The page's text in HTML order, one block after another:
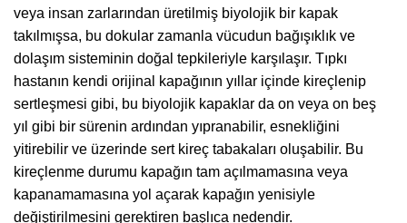
veya insan zarlarından üretilmiş biyolojik bir kapak
takılmışsa, bu dokular zamanla vücudun bağışıklık ve
dolaşım sisteminin doğal tepkileriyle karşılaşır. Tıpkı
hastanın kendi orijinal kapağının yıllar içinde kireçlenip
sertleşmesi gibi, bu biyolojik kapaklar da on veya on beş
yıl gibi bir sürenin ardından yıpranabilir, esnekliğini
yitirebilir ve üzerinde sert kireç tabakaları oluşabilir. Bu
kireçlenme durumu kapağın tam açılmamasına veya
kapanamamasına yol açarak kapağın yenisiyle
değiştirilmesini gerektiren başlıca nedendir.